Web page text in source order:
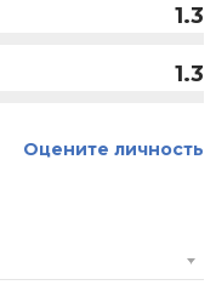
1.3
1.3
Оцените личность